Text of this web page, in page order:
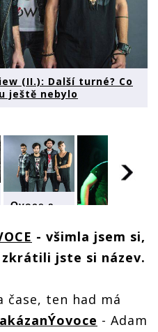
(II.): Další turné? Co
ještě nebylo
Ovoce a
interview
(II.): Další
turné? Co
třeba Toi
To tu
ještě
nebylo
Ovoce a
(II.): Další
turné? Co
třeba Toi
- všimla jsem si,
jste si název.
čase, ten had má
- Adam